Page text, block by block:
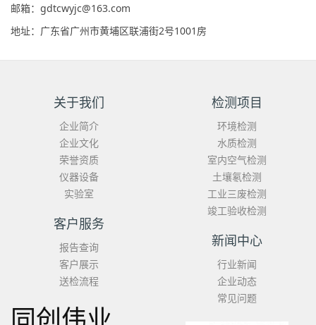
邮箱：gdtcwyjc@163.com
地址：广东省广州市黄埔区联浦街2号1001房
关于我们
企业简介
企业文化
荣誉资质
仪器设备
实验室
检测项目
环境检测
水质检测
室内空气检测
土壤氡检测
工业三废检测
竣工验收检测
客户服务
报告查询
客户展示
送检流程
新闻中心
行业新闻
企业动态
常见问题